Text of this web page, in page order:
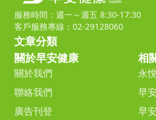
服務時間：週一～週五 8:30-17:30
客戶服務專線：02-29128060
文章分類
關於早安健康
關於我們
聯絡我們
廣告刊登
相
永
早
早